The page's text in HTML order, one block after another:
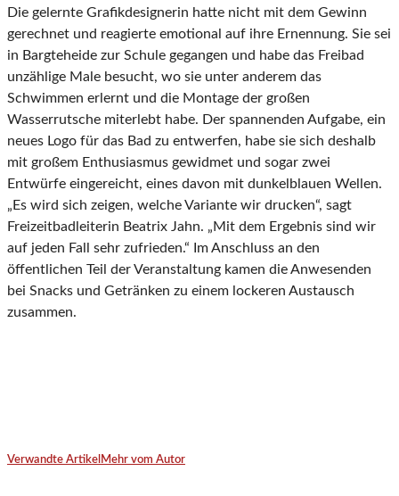
Die gelernte Grafikdesignerin hatte nicht mit dem Gewinn
gerechnet und reagierte emotional auf ihre Ernennung. Sie sei
in Bargteheide zur Schule gegangen und habe das Freibad
unzählige Male besucht, wo sie unter anderem das
Schwimmen erlernt und die Montage der großen
Wasserrutsche miterlebt habe. Der spannenden Aufgabe, ein
neues Logo für das Bad zu entwerfen, habe sie sich deshalb
mit großem Enthusiasmus gewidmet und sogar zwei
Entwürfe eingereicht, eines davon mit dunkelblauen Wellen.
„Es wird sich zeigen, welche Variante wir drucken“, sagt
Freizeitbadleiterin Beatrix Jahn. „Mit dem Ergebnis sind wir
auf jeden Fall sehr zufrieden.“ Im Anschluss an den
öffentlichen Teil der Veranstaltung kamen die Anwesenden
bei Snacks und Getränken zu einem lockeren Austausch
zusammen.
Verwandte Artikel Mehr vom Autor